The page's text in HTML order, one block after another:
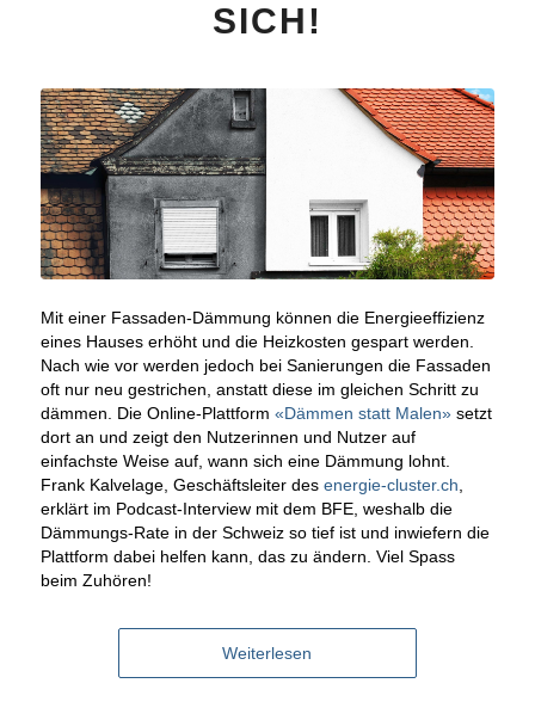
SICH!
Mit einer Fassaden-Dämmung können die Energieeffizienz
eines Hauses erhöht und die Heizkosten gespart werden.
Nach wie vor werden jedoch bei Sanierungen die Fassaden
oft nur neu gestrichen, anstatt diese im gleichen Schritt zu
dämmen. Die Online-Plattform «Dämmen statt Malen»setzt
dort an und zeigt den Nutzerinnen und Nutzer auf
einfachste Weise auf, wann sich eine Dämmung lohnt.
Frank Kalvelage, Geschäftsleiter des energie-cluster.ch
erklärt im Podcast-Interview mit dem BFE, weshalb die
Dämmungs-Rate in der Schweiz so tief ist und inwiefern die
Plattform dabei helfen kann, das zu ändern. Viel Spass
beim Zuhören!
Weiterlesen